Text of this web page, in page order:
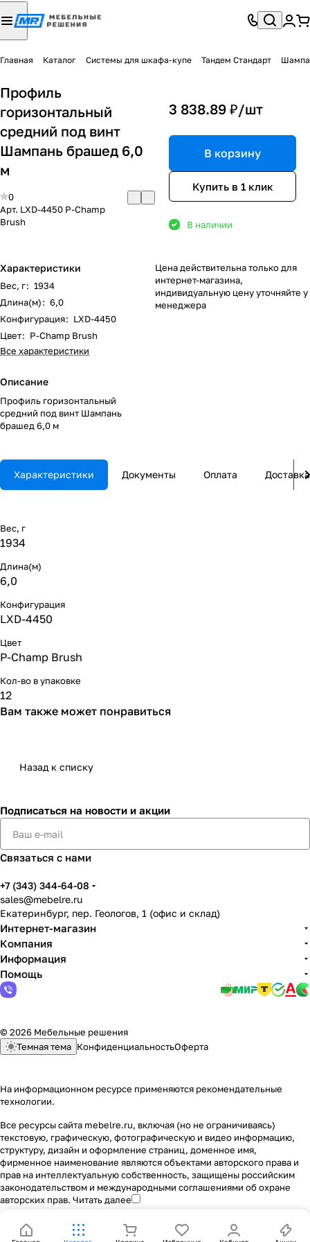
Главная Каталог Системы для шкафа-купе Тандем Стандарт
Профиль
горизонтальный
средний под винт
Шампань брашед 6,0
м
0
Арт. LXD-4450 P-Champ
Brush
Характеристики
Вес, г: 1934
Длина(м): 6,0
Конфигурация: LXD-4450
Цвет: P-Champ Brush
Все характеристики
Описание
Профиль горизонтальный
средний под винт Шампань
брашед 6,0 м
3 838.89 ₽/шт
В корзину
Купить в 1 клик
В наличии
Цена действительна только для
интернет-магазина,
индивидуальную цену уточняйте у
менеджера
Характеристики Документы Оплата Доставка
Вес, г
1934
Длина(м)
6,0
Конфигурация
LXD-4450
Цвет
P-Champ Brush
Кол-во в упаковке
12
Вам также может понравиться
Назад к списку
Подписаться на новости и акции
Связаться с нами
+7 (343) 344-64-08
sales@mebelre.ru
Екатеринбург, пер. Геологов, 1 (офис и склад)
Интернет-магазин
Компания
Информация
Помощь
© 2026 Мебельные решения
Темная тема КонфиденциальностьОферта
На информационном ресурсе применяются рекомендательные
технологии.
Все ресурсы сайта mebelre.ru, включая (но не ограничиваясь)
текстовую, графическую, фотографическую и видео информацию,
структуру, дизайн и оформление страниц, доменное имя,
фирменное наименование являются объектами авторского права и
прав на интеллектуальную собственность, защищены российским
законодательством и международными соглашениями об охране
авторских прав. Читать далее